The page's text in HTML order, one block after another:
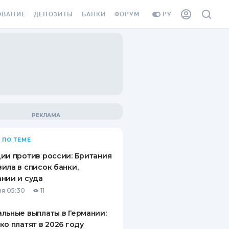
РУ
ВИНЬЕТКА
СОТРУДНИКОВ
ОТ
СЛУЧАЕВ
ДЕПОЗИТЫ
ВОПРОСЫ И ОТВЕТЫ
ДЕПОЗИТНЫЙ КАЛЬКУЛЯТОР
ПУТЕВОДИТЕЛИ ПО
СБЕРЕЖЕНИЯМ
БАНКИ ФОРУМ
ПО ТЕМЕ
против россии: Британия
в список банки,
и суда
05:30 11
выплаты в Германии:
платят в 2026 году